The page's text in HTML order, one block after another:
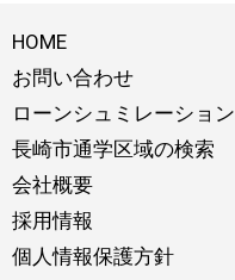
HOME
お問い合わせ
ローンシュミレーション
長崎市通学区域の検索
会社概要
採用情報
個人情報保護方針